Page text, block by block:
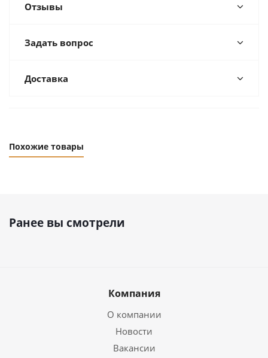
Отзывы
Задать вопрос
Доставка
Похожие товары
Ранее вы смотрели
Компания
О компании
Новости
Вакансии